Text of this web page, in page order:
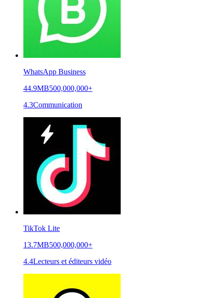
WhatsApp Business
44.9MB500,000,000+
4.3Communication
TikTok Lite
13.7MB500,000,000+
4.4Lecteurs et éditeurs vidéo